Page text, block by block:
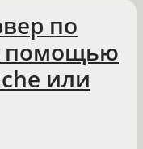
по
помощью
или